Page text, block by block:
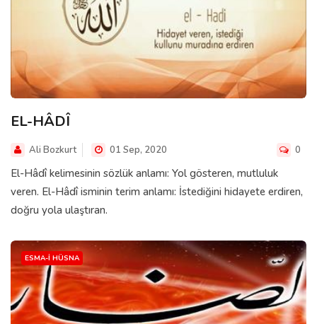
EL-HÂDÎ
Ali Bozkurt 01 Sep, 2020 0
El-Hâdî kelimesinin sözlük anlamı: Yol gösteren, mutluluk
veren. El-Hâdî isminin terim anlamı: İstediğini hidayete erdiren,
doğru yola ulaştıran.
ESMA-I HÜSNA